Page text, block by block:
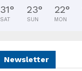
31°
SAT
23°
SUN
22°
MON
Newsletter